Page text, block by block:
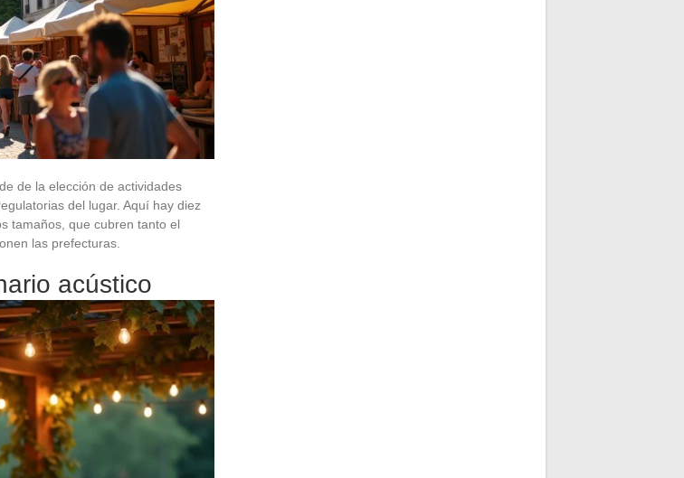
de la elección de actividades
del lugar. Aquí hay diez
tamaños, que cubren tanto el
las prefecturas.
acústico